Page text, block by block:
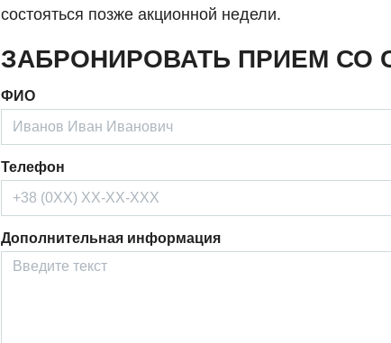
состояться позже акционной недели.
ЗАБРОНИРОВАТЬ ПРИЕМ СО
ФИО
Телефон
Дополнительная информация